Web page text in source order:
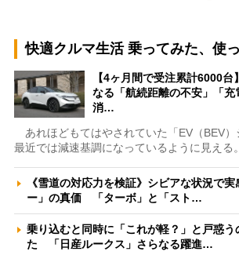
快適クルマ生活 乗ってみた、使
【4ヶ月間で受注累計6000台
なる「航続距離の不安」「充
消…
あれほどもてはやされていた「EV（BEV）
最近では減速基調になっているように見える
《雪道の対応力を検証》シビアな状況で
ー」の真価 「ターボ」と「スト…
乗り込むと同時に「これが軽？」と戸惑う
た 「日産ルークス」さらなる躍進…